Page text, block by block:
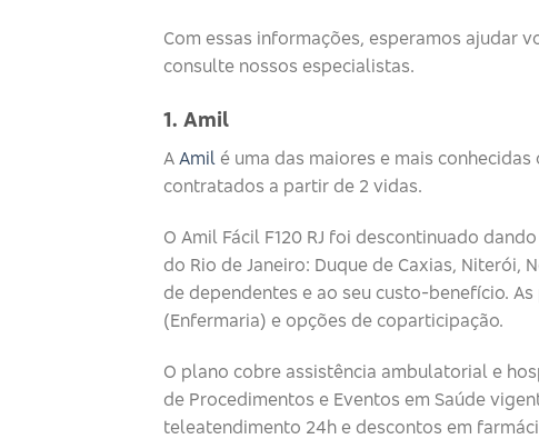
Com essas informações, esperamos ajudar
consulte nossos especialistas.
1. Amil
A Amil é uma das maiores e mais
contratados a partir de 2 vidas.
O Amil Fácil F120 RJ foi descontinuado
do Rio de Janeiro: Duque de Caxias, Niterói,
de dependentes e ao seu custo-benefício.
(Enfermaria) e opções de coparticipação.
O plano cobre assistência ambulatorial e
de Procedimentos e Eventos em Saúde
teleatendimento 24h e descontos em